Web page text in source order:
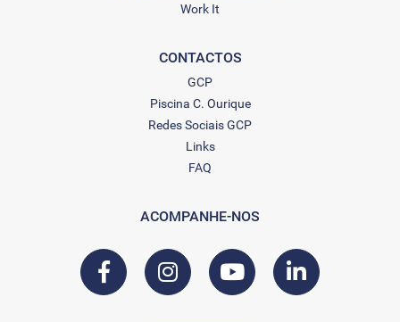
Work It
CONTACTOS
GCP
Piscina C. Ourique
Redes Sociais GCP
Links
FAQ
ACOMPANHE-NOS